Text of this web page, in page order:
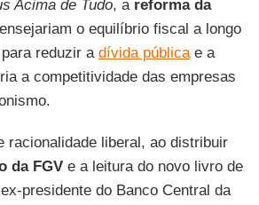
Acima de Tudo, a reforma da
o equilíbrio fiscal a longo
reduzir a dívida públicae a
a competitividade das empresas
racionalidade liberal, ao distribuir
da FGVe a leitura do novo livro de
presidente do Banco Central da